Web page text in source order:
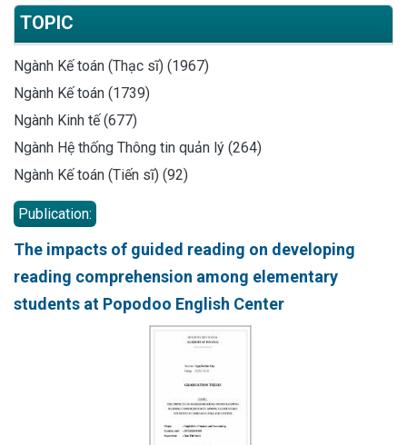
TOPIC
Ngành Kế toán (Thạc sĩ) (1967)
Ngành Kế toán (1739)
Ngành Kinh tế (677)
Ngành Hệ thống Thông tin quản lý (264)
Ngành Kế toán (Tiến sĩ) (92)
Publication:
The impacts of guided reading on developing
reading comprehension among elementary
students at Popodoo English Center